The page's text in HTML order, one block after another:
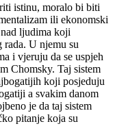
istinu, moralo bi biti
ili ekonomski
ljudima koji
U njemu su
i vjeruju da se uspjeh
Chomsky. Taj sistem
koji posjeduju
a svakim danom
je da taj sistem
pitanje koja su